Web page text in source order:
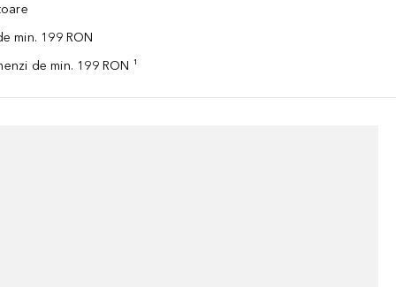
min. 199 RON
de min. 199 RON ¹